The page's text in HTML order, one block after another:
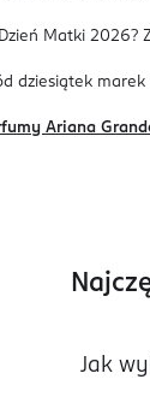
Matki 2026?
dziesiątek marek
Ariana
Jak